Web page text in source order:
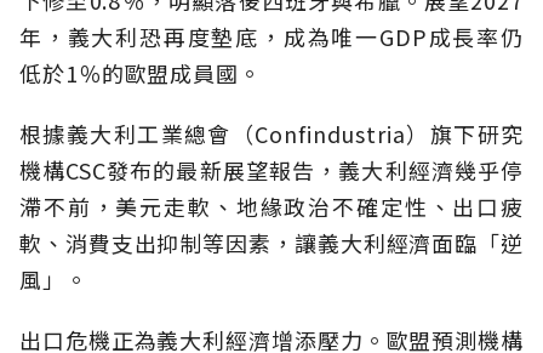
年，義大利恐再度墊底，成為唯一GDP成長率仍
低於1％的歐盟成員國。
根據義大利工業總會（Confindustria）旗下研究
機構CSC發布的最新展望報告，義大利經濟幾乎停
滯不前，美元走軟、地緣政治不確定性、出口疲
軟、消費支出抑制等因素，讓義大利經濟面臨「逆
風」。
出口危機正為義大利經濟增添壓力。歐盟預測機構